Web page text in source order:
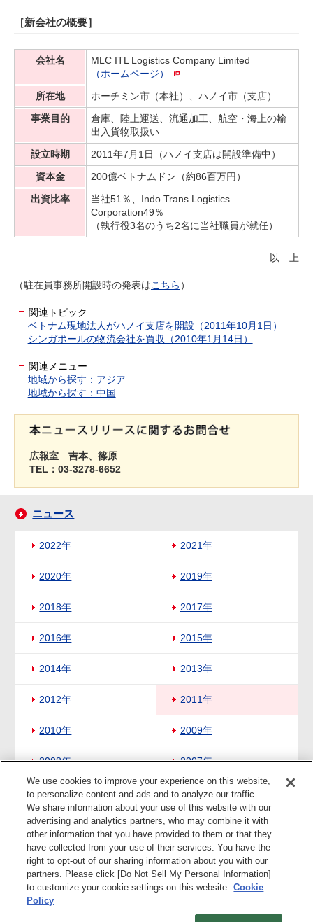
［新会社の概要］
会社名
MLC ITL Logistics Company Limited
（ホームページ）
所在地
ホーチミン市（本社）、ハノイ市（支店）
事業目的
倉庫、陸上運送、流通加工、航空・海上の輸
出入貨物取扱い
設立時期
2011年7月1日（ハノイ支店は開設準備中）
資本金
200億ベトナムドン（約86百万円）
出資比率
当社51％、Indo Trans Logistics
Corporation49％
（執行役3名のうち2名に当社職員が就任）
以 上
（駐在員事務所開設時の発表はこちら ）
関連トピック
ベトナム現地法人がハノイ支店を開設（2011年10月1日）
シンガポールの物流会社を買収（2010年1月14日）
関連メニュー
地域から探す：アジア
地域から探す：中国
広報室 吉本、篠原
TEL：03-3278-6652
ニュース
2022年 2021年
2020年 2019年
2018年 2017年
2016年 2015年
2014年 2013年
2012年 2011年
2010年 2009年
2008年 2007年
2006年 2005年
2004年
ページの上部へ
プライバシーポリシー
We use cookies to improve your experience on this website,
to personalize content and ads and to analyze our traffic.
We share information about your use of this website with our
advertising and analytics partners, who may combine it with
other information that you have provided to them or that they
have collected from your use of their services. You have the
right to opt-out of our sharing information about you with our
partners. Please click [Do Not Sell My Personal Information]
to customize your cookie settings on this website. Cookie
Policy